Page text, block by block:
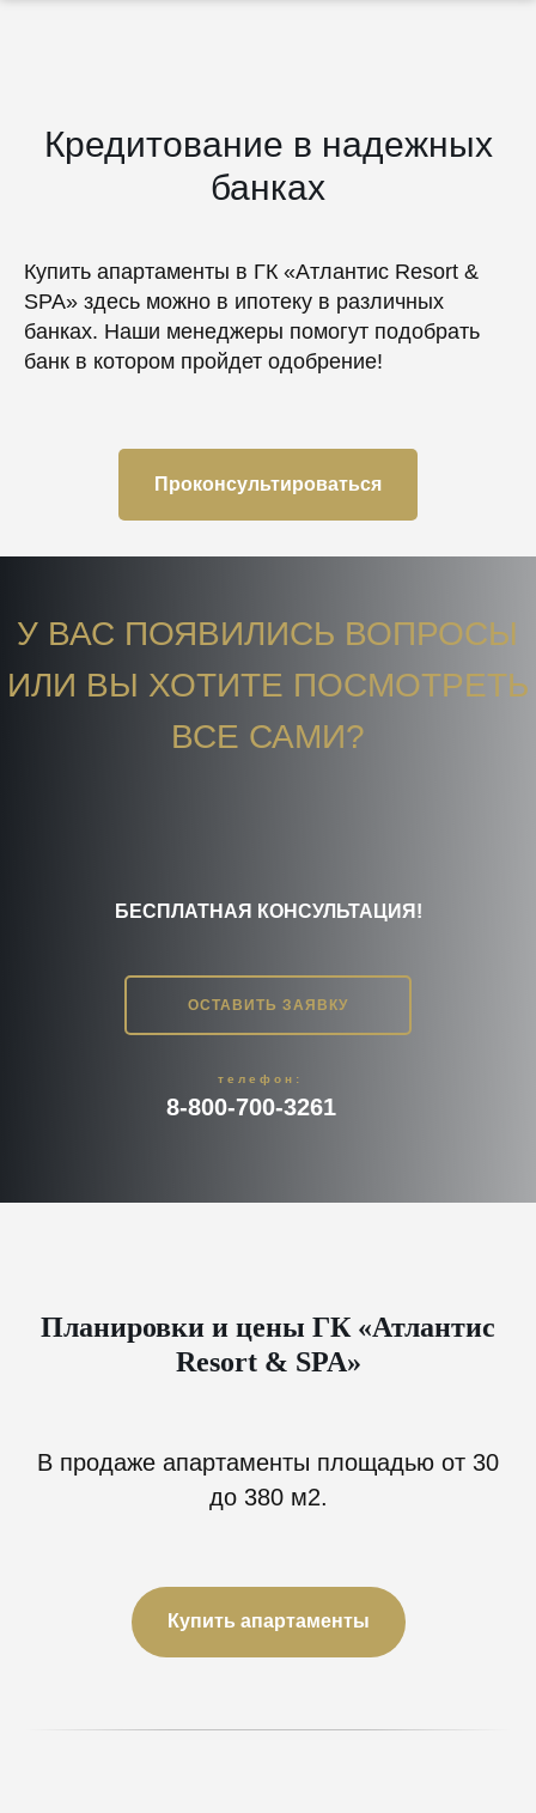
Кредитование в надежных
банках
Купить апартаменты в ГК «Атлантис Resort &
SPA» здесь можно в ипотеку в различных
банках. Наши менеджеры помогут подобрать
банк в котором пройдет одобрение!
Проконсультироваться
8-800-700-3261
телефон:
У ВАС ПОЯВИЛИСЬ ВОПРОСЫ
ИЛИ ВЫ ХОТИТЕ ПОСМОТРЕТЬ
ВСЕ САМИ?
БЕСПЛАТНАЯ КОНСУЛЬТАЦИЯ!
ОСТАВИТЬ ЗАЯВКУ
Планировки и цены ГК «Атлантис
Resort & SPA»
В продаже апартаменты площадью от 30
до 380 м2.
Купить апартаменты